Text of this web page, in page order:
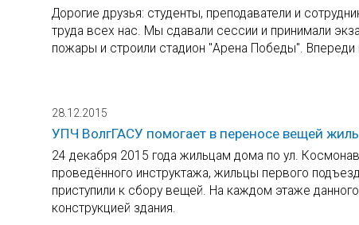
Дорогие друзья: студенты, преподаватели и
труда всех нас. Мы сдавали сессии и принимали
пожары и строили стадион "Арена Победы".
28.12.2015
УПЧ ВолгГАСУ помогает в переносе вещей
24 декабря 2015 года жильцам дома по ул.
проведённого инструктажа, жильцы первого
приступили к сбору вещей. На каждом этаже
конструкцией здания.